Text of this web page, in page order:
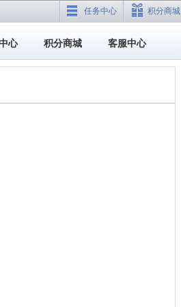
任务中心 积分商城
心 积分商城 客服中心